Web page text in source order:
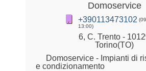
Domoservice
+390113473102
13:00)
6, C. Trento -
Torino(TO)
Domoservice - Impianti di
e condizionamento